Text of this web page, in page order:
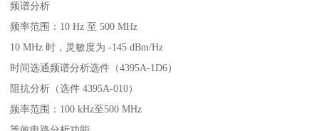
频谱分析
频率范围：10 Hz 至 500 MHz
10 MHz 时，灵敏度为 -145 dBm/Hz
时间选通频谱分析选件（4395A-1D6）
阻抗分析（选件 4395A-010）
频率范围：100 kHz至500 MHz